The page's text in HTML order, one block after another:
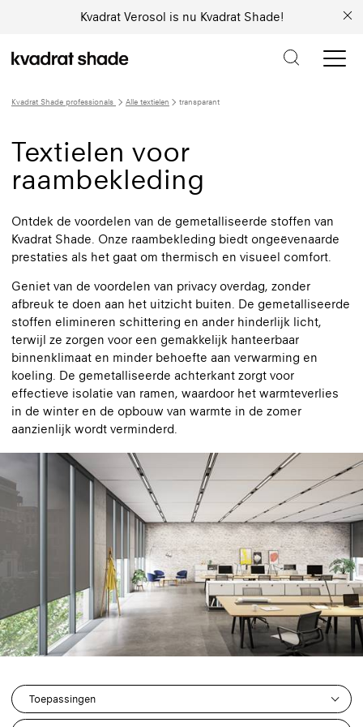
Kvadrat Verosol is nu Kvadrat Shade!
Kvadrat Shade professionals Alle textielen transparant
Textielen voor
raambekleding
Ontdek de voordelen van de gemetalliseerde stoffen van
Kvadrat Shade. Onze raambekleding biedt ongeëvenaarde
prestaties als het gaat om thermisch en visueel comfort.
Geniet van de voordelen van privacy overdag, zonder
afbreuk te doen aan het uitzicht buiten. De gemetalliseerde
stoffen elimineren schittering en ander hinderlijk licht,
terwijl ze zorgen voor een gemakkelijk hanteerbaar
binnenklimaat en minder behoefte aan verwarming en
koeling. De gemetalliseerde achterkant zorgt voor
effectieve isolatie van ramen, waardoor het warmteverlies
in de winter en de opbouw van warmte in de zomer
aanzienlijk wordt verminderd.
Toepassingen